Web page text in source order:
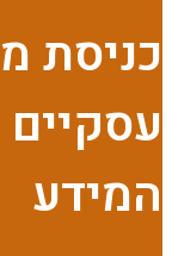
כניסת
עסקיים
המידע